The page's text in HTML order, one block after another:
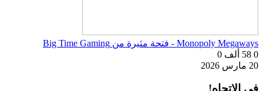
Monopoly Megaways - فتحة مثيرة من Big Time Gaming
0 58 ألف
0
20 مارس 2026
في الاتجاه!